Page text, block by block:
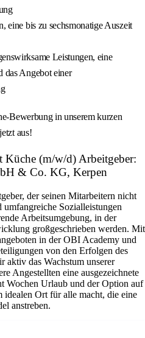
eine bis zu sechsmonatige Auszeit
Leistungen, eine
das Angebot einer
Bewerbung in unserem kurzen
aus!
Küche (m/w/d) Arbeitgeber:
& Co. KG, Kerpen
der seinen Mitarbeitern nicht
Sozialleistungen
Arbeitsumgebung, in der
großgeschrieben werden. Mit
in der OBI Academy und
von den Erfolgen des
aktiv das Wachstum unserer
Angestellten eine ausgezeichnete
Wochen Urlaub und der Option auf
Ort für alle macht, die eine
anstreben.